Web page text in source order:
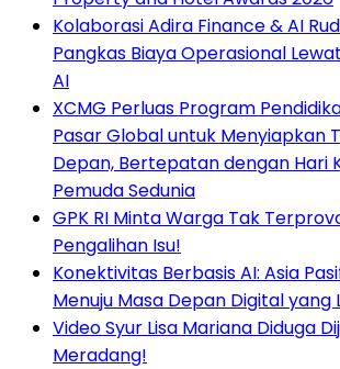
Kolaborasi Adira Finance & AI
Pangkas Biaya Operasional
AI
XCMG Perluas Program
Pasar Global untuk Menyiapkan
Depan, Bertepatan dengan Hari
Pemuda Sedunia
GPK RI Minta Warga Tak
Pengalihan Isu!
Konektivitas Berbasis AI: Asia
Menuju Masa Depan Digital yang
Video Syur Lisa Mariana Diduga
Meradang!